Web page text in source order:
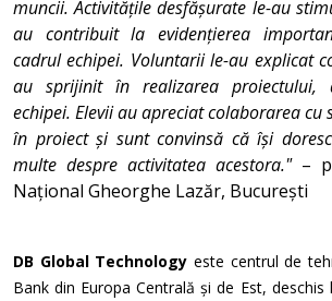
muncii. Activitățile desfășurate le-au
au contribuit la evidențierea
cadrul echipei. Voluntarii le-au explicat
au sprijinit în realizarea proiectului,
echipei. Elevii au apreciat colaborarea
în proiect și sunt convinsă că își
multe despre activitatea acestora."–
Național Gheorghe Lazăr, București
DB Global Technology este centrul de
Bank din Europa Centrală și de Est, deschis